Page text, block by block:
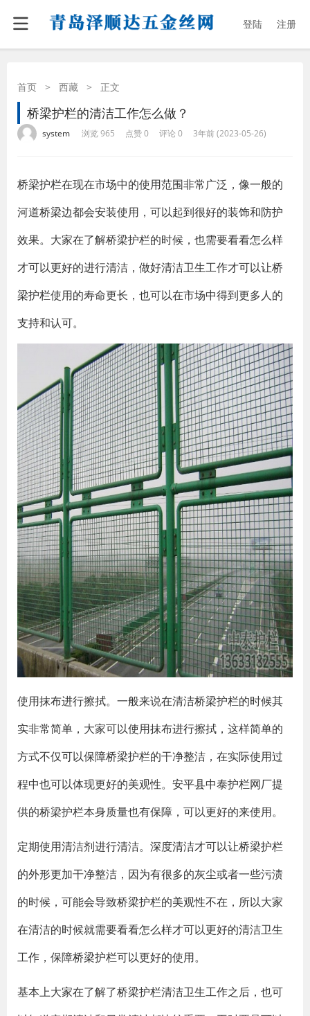
登陆 注册
首页 > 西藏 > 正文
桥梁护栏的清洁工作怎么做？
system 浏览 965 点赞 0 评论 0 3年前 (2023-05-26)
桥梁护栏在现在市场中的使用范围非常广泛，像一般的
河道桥梁边都会安装使用，可以起到很好的装饰和防护
效果。大家在了解桥梁护栏的时候，也需要看看怎么样
才可以更好的进行清洁，做好清洁卫生工作才可以让桥
梁护栏使用的寿命更长，也可以在市场中得到更多人的
支持和认可。
使用抹布进行擦拭。一般来说在清洁桥梁护栏的时候其
实非常简单，大家可以使用抹布进行擦拭，这样简单的
方式不仅可以保障桥梁护栏的干净整洁，在实际使用过
程中也可以体现更好的美观性。安平县中泰护栏网厂提
供的桥梁护栏本身质量也有保障，可以更好的来使用。
定期使用清洁剂进行清洁。深度清洁才可以让桥梁护栏
的外形更加干净整洁，因为有很多的灰尘或者一些污渍
的时候，可能会导致桥梁护栏的美观性不在，所以大家
在清洁的时候就需要看看怎么样才可以更好的清洁卫生
工作，保障桥梁护栏可以更好的使用。
基本上大家在了解了桥梁护栏清洁卫生工作之后，也可